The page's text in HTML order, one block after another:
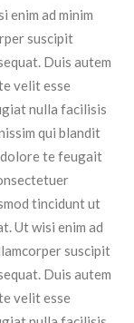
enim ad minim
suscipit
Duis autem
velit esse
nulla facilisis
qui blandit
te feugait
tincidunt ut
Ut wisi enim ad
suscipit
Duis autem
velit esse